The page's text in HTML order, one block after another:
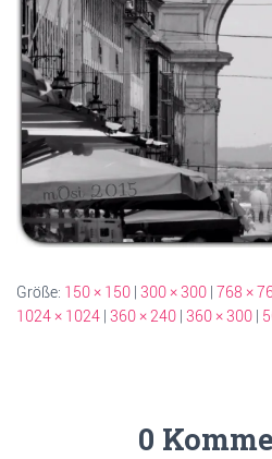
Größe: 150 × 150 | 300 × 300 | 768 ×
1024 × 1024 | 360 × 240 | 360 × 300 |
0